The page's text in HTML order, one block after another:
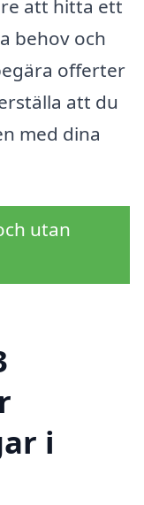
att hitta ett
behov och
offerter
att du
med dina
utan
i